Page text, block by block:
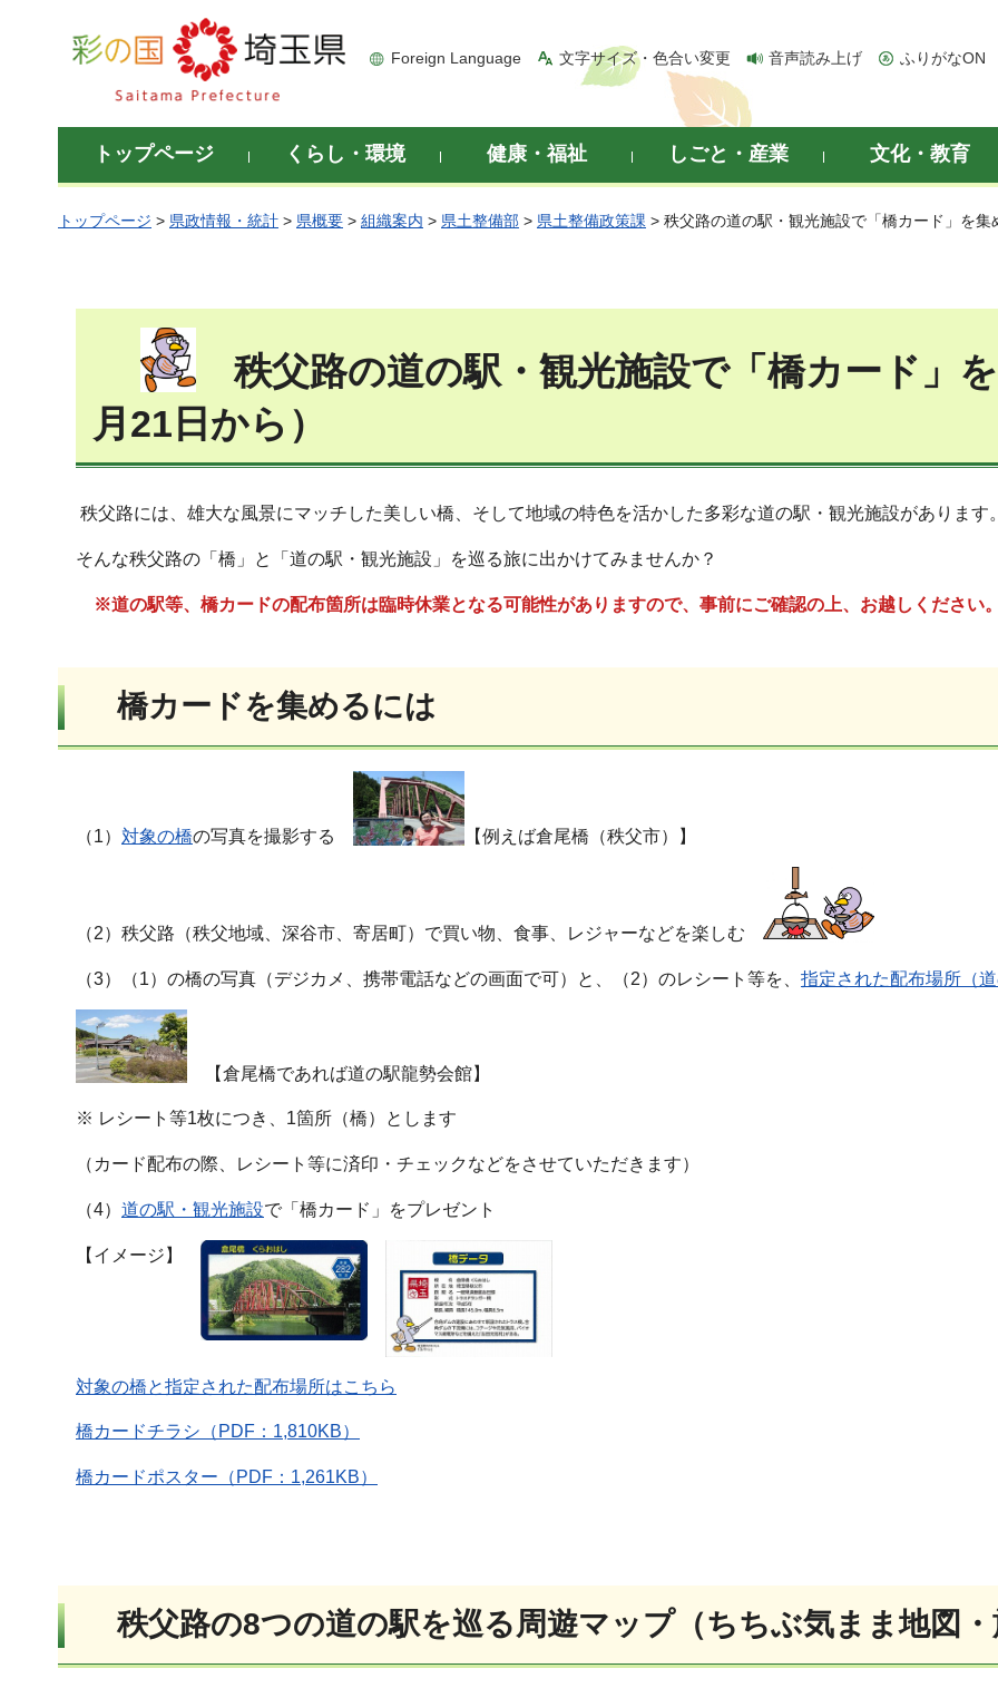
彩の国 埼玉県
Foreign Language 文字サイズ・色合い変更 音声読み上げ ふりがなON
トップページ くらし・環境 健康・福祉 しごと・産業 文化・教育
トップページ > 県政情報・統計 > 県概要 > 組織案内 > 県土整備部 > 県土整備政策課 > 秩父路の道の駅・観光施設で「橋カード」を集
秩父路の道の駅・観光施設で「橋カード」
月21日から）
秩父路には、雄大な風景にマッチした美しい橋、そして地域の特色を活かした多彩な道の駅・観光施設があります
そんな秩父路の「橋」と「道の駅・観光施設」を巡る旅に出かけてみませんか？
※道の駅等、橋カードの配布箇所は臨時休業となる可能性がありますので、事前にご確認の上、お越しください
橋カードを集めるには
（1） 対象の橋の写真を撮影する 【例えば倉尾橋（秩父市）】
（2）秩父路（秩父地域、深谷市、寄居町）で買い物、食事、レジャーなどを楽しむ
（3）（1）の橋の写真（デジカメ、携帯電話などの画面で可）と、（2）のレシート等を、 指定された配布場所（
【倉尾橋であれば道の駅龍勢会館】
※ レシート等1枚につき、1箇所（橋）とします
（カード配布の際、レシート等に済印・チェックなどをさせていただきます）
（4） 道の駅・観光施設で「橋カード」をプレゼント
【イメージ】
対象の橋と指定された配布場所はこちら
橋カードチラシ（PDF：1,810KB）
橋カードポスター（PDF：1,261KB）
秩父路の8つの道の駅を巡る周遊マップ（ちちぶ気まま地図・